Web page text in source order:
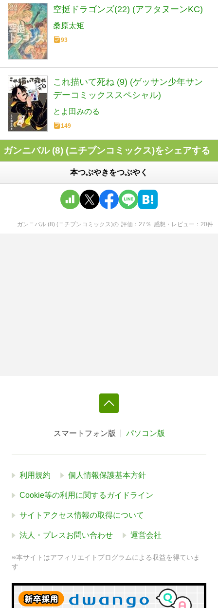
空挺ドラゴンズ(22) (アフタヌーンKC)
桑原太矩
93
これ描いて死ね (9) (ゲッサン少年サン
デーコミックススペシャル)
とよ田みのる
149
ガンニバル (8) (ニチブンコミックス)をシェアする
本つぶやきをつぶやく
ガンニバル (8) (ニチブンコミックス)の 評価 27 ％ 感想・レビュー 20件
スマートフォン版 パソコン版
利用規約 個人情報保護基本方針
Cookie等の利用に関するガイドライン
サイトアクセス情報の取得について
法人・プレスお問い合わせ 運営会社
※本サイトはアフィリエイトプログラムによる収益を得ていま
す